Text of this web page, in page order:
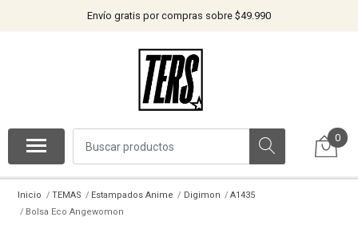
Envío gratis por compras sobre $49.990
0
Inicio TEMAS Estampados Anime Digimon
A1435
Bolsa Eco Angewomon